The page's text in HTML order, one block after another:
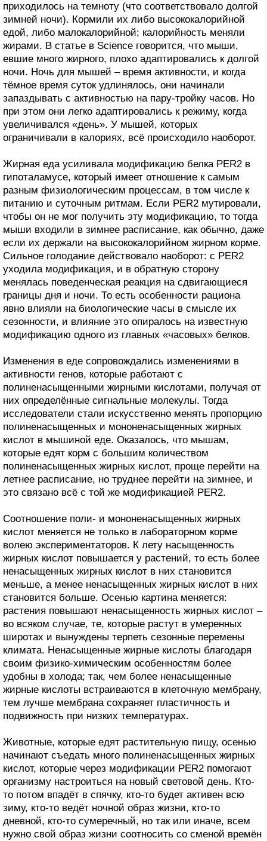
приходилось на темноту (что соответствовало долгой
зимней ночи). Кормили их либо высококалорийной
едой, либо малокалорийной; калорийность меняли
жирами. В статье в Science говорится, что мыши,
евшие много жирного, плохо адаптировались к долгой
ночи. Ночь для мышей – время активности, и когда
тёмное время суток удлинялось, они начинали
запаздывать с активностью на пару-тройку часов. Но
при этом они легко адаптировались к режиму, когда
увеличивался «день». У мышей, которых
ограничивали в калориях, всё происходило наоборот.
Жирная еда усиливала модификацию белка PER2 в
гипоталамусе, который имеет отношение к самым
разным физиологическим процессам, в том числе к
питанию и суточным ритмам. Если PER2 мутировали,
чтобы он не мог получить эту модификацию, то тогда
мыши входили в зимнее расписание, как обычно, даже
если их держали на высококалорийном жирном корме.
Сильное голодание действовало наоборот: с PER2
уходила модификация, и в обратную сторону
менялась поведенческая реакция на сдвигающиеся
границы дня и ночи. То есть особенности рациона
явно влияли на биологические часы в смысле их
сезонности, и влияние это опиралось на известную
модификацию одного из главных «часовых» белков.
Изменения в еде сопровождались изменениями в
активности генов, которые работают с
полиненасыщенными жирными кислотами, получая от
них определённые сигнальные молекулы. Тогда
исследователи стали искусственно менять пропорцию
полиненасыщенных и мононенасыщенных жирных
кислот в мышиной еде. Оказалось, что мышам,
которые едят корм с большим количеством
полиненасыщенных жирных кислот, проще перейти на
летнее расписание, но труднее перейти на зимнее, и
это связано всё с той же модификацией PER2.
Соотношение поли- и мононенасыщенных жирных
кислот меняется не только в лабораторном корме
волею экспериментаторов. К лету насыщенность
жирных кислот повышается у растений, то есть более
ненасыщенных жирных кислот в них становится
меньше, а менее ненасыщенных жирных кислот в них
становится больше. Осенью картина меняется:
растения повышают ненасыщенность жирных кислот –
во всяком случае, те, которые растут в умеренных
широтах и вынуждены терпеть сезонные перемены
климата. Ненасыщенные жирные кислоты благодаря
своим физико-химическим особенностям более
удобны в холода; так, чем более ненасыщенные
жирные кислоты встраиваются в клеточную мембрану,
тем лучше мембрана сохраняет пластичность и
подвижность при низких температурах.
Животные, которые едят растительную пищу, осенью
начинают съедать много полиненасыщенных жирных
кислот, которые через модификации PER2 помогают
организму настроиться на новый световой день. Кто-
то потом впадёт в спячку, кто-то будет активен всю
зиму, кто-то ведёт ночной образ жизни, кто-то
дневной, кто-то сумеречный, но так или иначе, всем
нужно свой образ жизни соотносить со сменой времён